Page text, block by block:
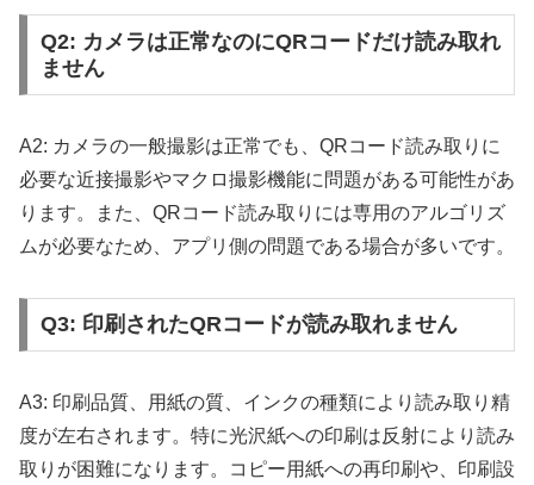
Q2: カメラは正常なのにQRコードだけ読み取れ
ません
A2: カメラの一般撮影は正常でも、QRコード読み取りに
必要な近接撮影やマクロ撮影機能に問題がある可能性があ
ります。また、QRコード読み取りには専用のアルゴリズ
ムが必要なため、アプリ側の問題である場合が多いです。
Q3: 印刷されたQRコードが読み取れません
A3: 印刷品質、用紙の質、インクの種類により読み取り精
度が左右されます。特に光沢紙への印刷は反射により読み
取りが困難になります。コピー用紙への再印刷や、印刷設